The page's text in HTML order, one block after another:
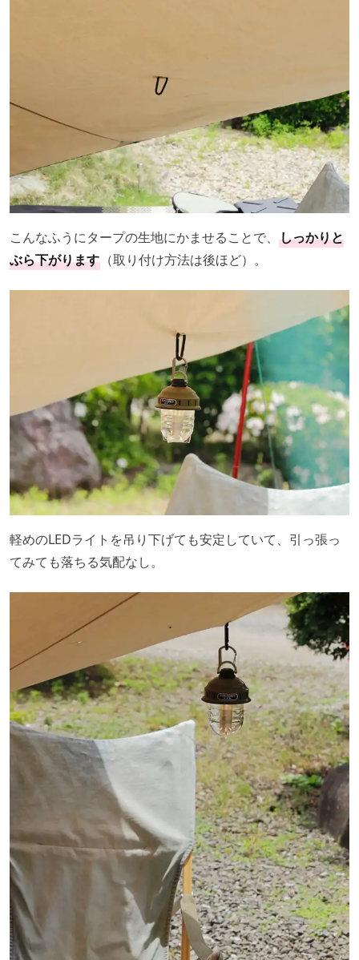
こんなふうにタープの生地にかませることで、 しっかりと
ぶら下がります （取り付け方法は後ほど）。
軽めのLEDライトを吊り下げても安定していて、引っ張っ
てみても落ちる気配なし。